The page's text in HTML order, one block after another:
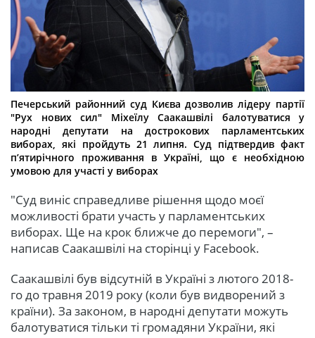
Печерський районний суд Києва дозволив лідеру партії
"Рух нових сил" Міхеїлу Саакашвілі балотуватися у
народні депутати на дострокових парламентських
виборах, які пройдуть 21 липня. Суд підтвердив факт
п’ятирічного проживання в Україні, що є необхідною
умовою для участі у виборах
"Суд виніс справедливе рішення щодо моєї
можливості брати участь у парламентських
виборах. Ще на крок ближче до перемоги", –
написав Саакашвілі на сторінці у Facebook.
Саакашвілі був відсутній в Україні з лютого 2018-
го до травня 2019 року (коли був видворений з
країни). За законом, в народні депутати можуть
балотуватися тільки ті громадяни України, які